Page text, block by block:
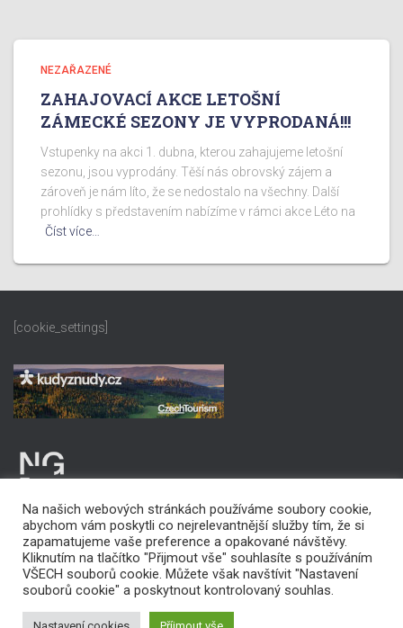
NEZAŘAZENÉ
ZAHAJOVACÍ AKCE LETOŠNÍ
ZÁMECKÉ SEZONY JE VYPRODANÁ!!!
Vstupenky na akci 1. dubna, kterou zahajujeme letošní
sezonu, jsou vyprodány. Těší nás obrovský zájem a
zároveň je nám líto, že se nedostalo na všechny. Další
prohlídky s představením nabízíme v rámci akce Léto na
Číst více…
[cookie_settings]
PROHLÁŠENÍ O PŘÍSTUPNOSTI
Copyright © 2022 Statutární město Karviná
Na našich webových stránkách používáme soubory cookie,
abychom vám poskytli co nejrelevantnější služby tím, že si
zapamatujeme vaše preference a opakované návštěvy.
Kliknutím na tlačítko "Přijmout vše" souhlasíte s používáním
VŠECH souborů cookie. Můžete však navštívit "Nastavení
souborů cookie" a poskytnout kontrolovaný souhlas.